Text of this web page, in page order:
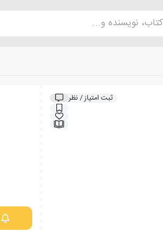
نویسنده و...
ثبت امتیاز / نظر